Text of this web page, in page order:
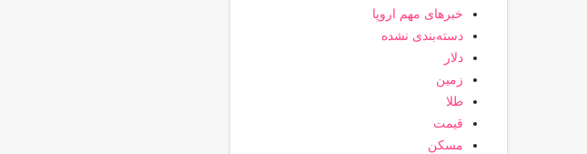
خبرهای مهم اروپا
دسته‌بندی نشده
دلار
زمین
طلا
قیمت
مسکن